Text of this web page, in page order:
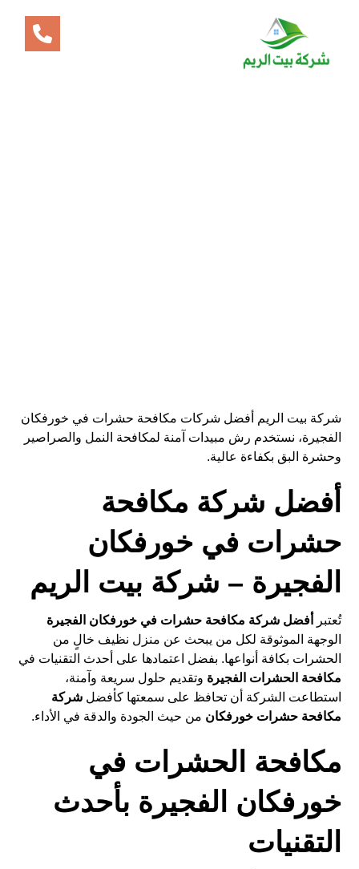
شركة بيت الريم أفضل شركات مكافحة حشرات في خورفكان
الفجيرة، نستخدم رش مبيدات آمنة لمكافحة النمل والصراصير
وحشرة البق بكفاءة عالية.
أفضل شركة مكافحة
حشرات في خورفكان
الفجيرة – شركة بيت الريم
تُعتبر
أفضل شركة مكافحة حشرات في خورفكان الفجيرة
الوجهة الموثوقة لكل من يبحث عن منزل نظيف خالٍ من
الحشرات بكافة أنواعها. بفضل اعتمادها على أحدث التقنيات في
مكافحة الحشرات الفجيرة وتقديم حلول سريعة وآمنة،
استطاعت الشركة أن تحافظ على سمعتها كأفضلشركة
مكافحة حشرات خورفكان من حيث الجودة والدقة في الأداء.
مكافحة الحشرات في
خورفكان الفجيرة بأحدث
التقنيات